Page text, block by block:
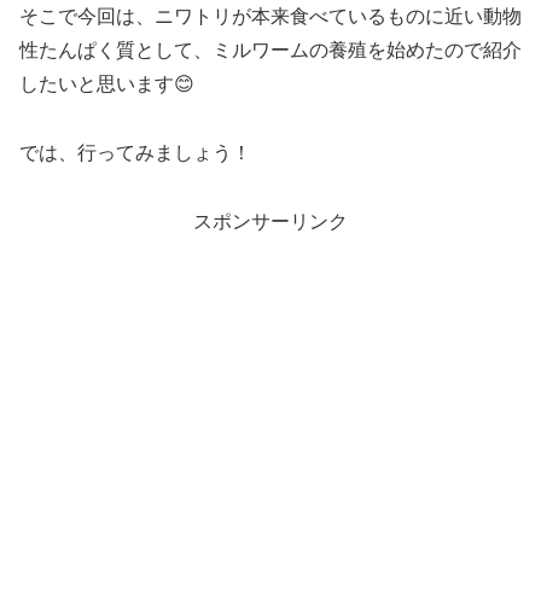
そこで今回は、ニワトリが本来食べているものに近い動物
性たんぱく質として、ミルワームの養殖を始めたので紹介
したいと思います😊
では、行ってみましょう！
スポンサーリンク